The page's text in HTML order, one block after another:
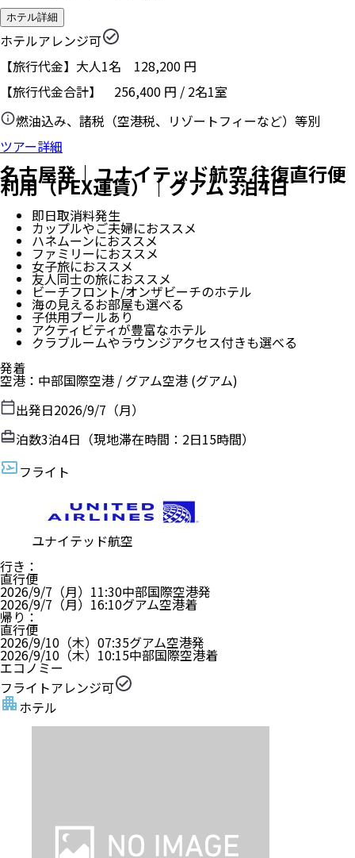
ホテル詳細
ホテルアレンジ可
【旅行代金】大人1名 128,200 円
【旅行代金合計】 256,400 円 / 2名1室
燃油込み、諸税（空港税、リゾートフィーなど）等別
ツアー詳細
名古屋発｜ユナイテッド航空 往復直行便
利用（PEX運賃）｜グアム 3泊4日
即日取消料発生
カップルやご夫婦におススメ
ハネムーンにおススメ
ファミリーにおススメ
女子旅におススメ
友人同士の旅におススメ
ビーチフロント/オンザビーチのホテル
海の見えるお部屋も選べる
子供用プールあり
アクティビティが豊富なホテル
クラブルームやラウンジアクセス付きも選べる
発着
空港 ： 中部国際空港 / グアム空港 (グアム)
出発日2026/9/7（月）
泊数3泊4日（現地滞在時間： 2日15時間）
フライト
ユナイテッド航空
行き ：
直行便
2026/9/7（月） 11:30中部国際空港発
2026/9/7（月） 16:10グアム空港着
帰り ：
直行便
2026/9/10（木） 07:35グアム空港発
2026/9/10（木） 10:15中部国際空港着
エコノミー
フライトアレンジ可
ホテル